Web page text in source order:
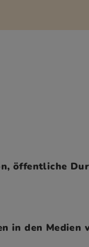
öffentliche
in den Medien